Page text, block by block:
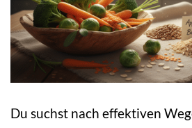
Du suchst nach effektiven